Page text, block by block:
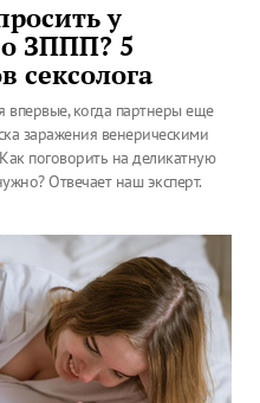
у
ЗППП? 5
сексолога
впервые, когда партнеры еще
заражения венерическими
поговорить на деликатную
Отвечает наш эксперт.